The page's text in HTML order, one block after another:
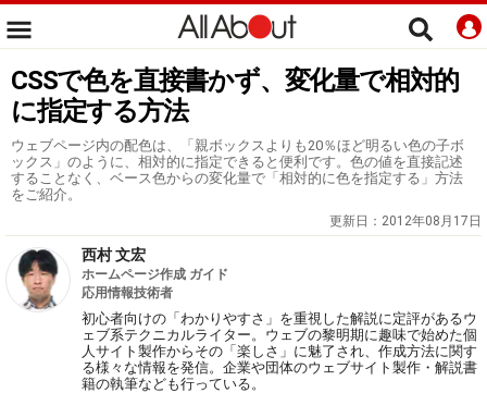
CSSで色を直接書かず、変化量で相対的
に指定する方法
ウェブページ内の配色は、「親ボックスよりも20％ほど明るい色の子ボ
ックス」のように、相対的に指定できると便利です。色の値を直接記述
することなく、ベース色からの変化量で「相対的に色を指定する」方法
をご紹介。
更新日： 2012年08月17日
西村 文宏
ホームページ作成 ガイド
応用情報技術者
初心者向けの「わかりやすさ」を重視した解説に定評があるウ
ェブ系テクニカルライター。ウェブの黎明期に趣味で始めた個
人サイト製作からその「楽しさ」に魅了され、作成方法に関す
る様々な情報を発信。企業や団体のウェブサイト製作・解説書
籍の執筆なども行っている。